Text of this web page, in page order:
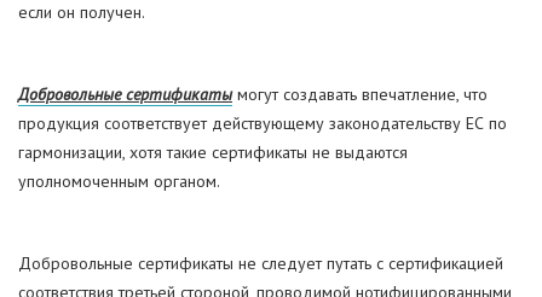
если он получен.
Добровольные сертификатымогут создавать впечатление, что
продукция соответствует действующему законодательству ЕС по
гармонизации, хотя такие сертификаты не выдаются
уполномоченным органом.
Добровольные сертификаты не следует путать с сертификацией
соответствия третьей стороной, проводимой нотифицированными